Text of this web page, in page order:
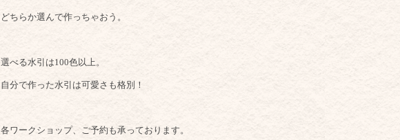
どちらか選んで作っちゃおう。
選べる水引は100色以上。
自分で作った水引は可愛さも格別！
各ワークショップ、ご予約も承っております。